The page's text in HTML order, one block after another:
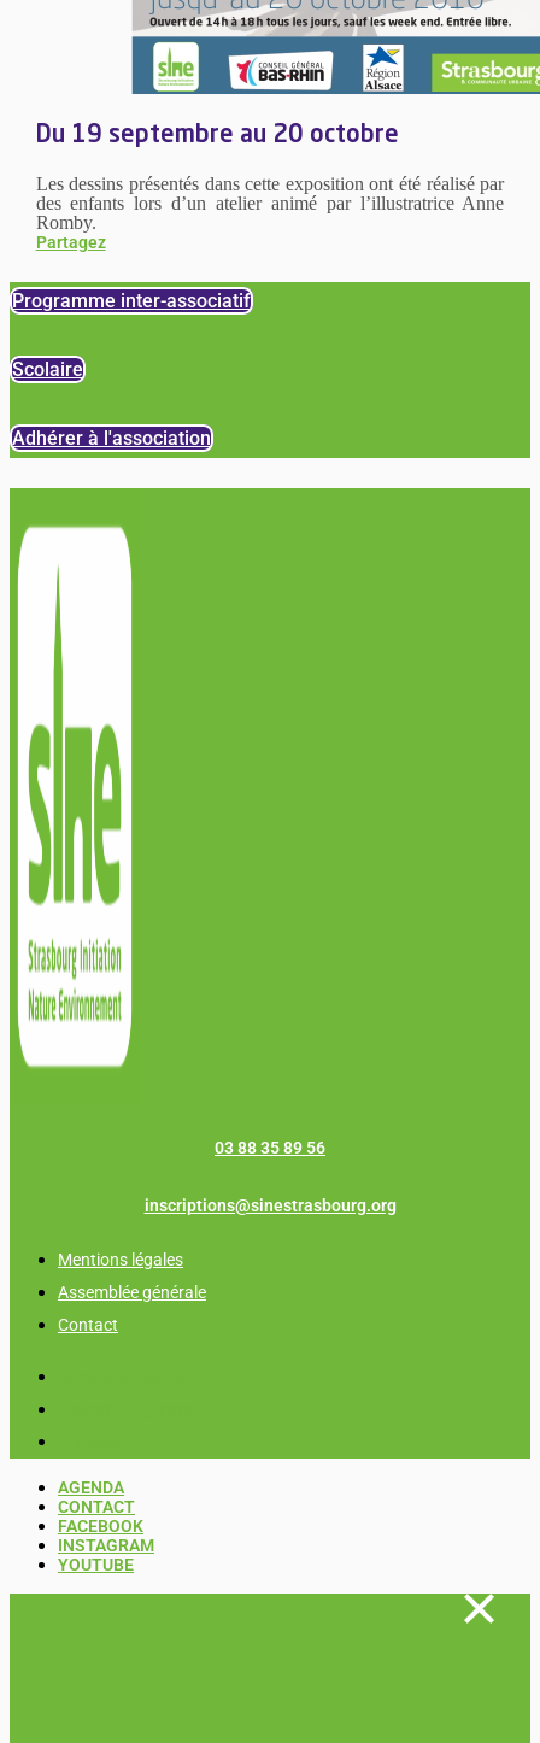
Du 19 septembre au 20 octobre
Les dessins présentés dans cette exposition ont été réalisé par
des enfants lors d’un atelier animé par l’illustratrice Anne
Romby.
Partagez
Programme inter-associatif
Scolaire
Adhérer à l'association
03 88 35 89 56
inscriptions@sinestrasbourg.org
Mentions légales
Assemblée générale
Contact
AGENDA
CONTACT
FACEBOOK
INSTAGRAM
YOUTUBE